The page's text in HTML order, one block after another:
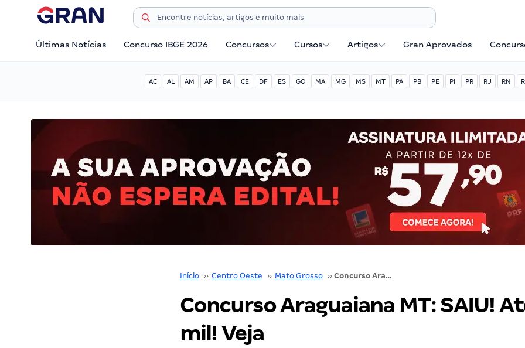
Últimas Notícias Concurso IBGE 2026 Concursos Cursos Artigos Gran Aprovados
AC AL AM AP BA CE DF ES GO MA MG MS MT PA PB PE PI PR RJ RN
Início ›› Centro Oeste ›› Mato Grosso ›› Concurso Araguaiana MT: SAIU! Até R$ 12 mil! Veja
Concurso Araguaiana MT: SAIU!
mil! Veja